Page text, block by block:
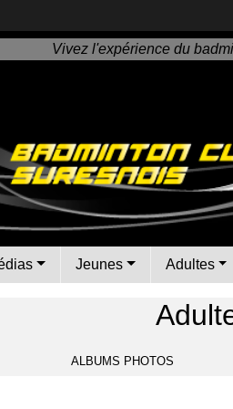
Vivez l'expérience du
Jeunes Adultes
ALBUMS PHOTOS